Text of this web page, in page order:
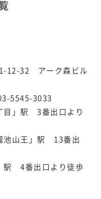
12-32 アーク森ビル
5545-3033
目」駅 3番出口より
池山王」駅 13番出
駅 4番出口より徒歩